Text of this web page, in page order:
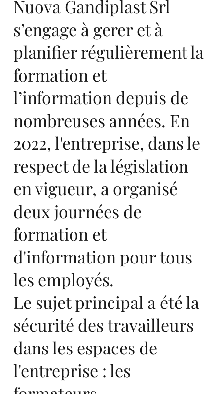
Nuova Gandiplast Srl
s’engage à gerer et à
planifier régulièrement la
formation et
l’information depuis de
nombreuses années. En
2022, l'entreprise, dans le
respect de la législation
en vigueur, a organisé
deux journées de
formation et
d'information pour tous
les employés.
Le sujet principal a été la
sécurité des travailleurs
dans les espaces de
l'entreprise : les
the
ver
y
fir